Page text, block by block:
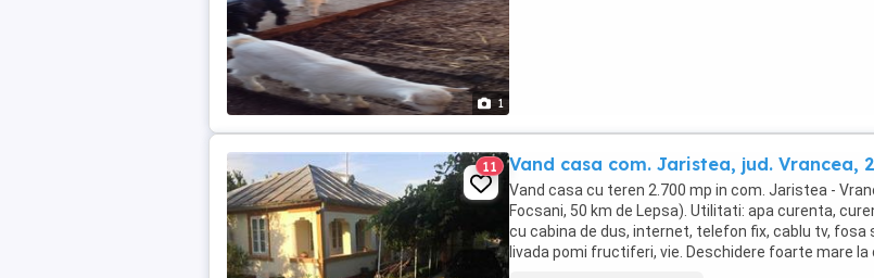
1
11 Vand casa com. Jaristea, jud. Vrancea,
Vand casa cu teren 2.700 mp in com. Jaristea -
Focsani, 50 km de Lepsa). Utilitati: apa curenta,
cu cabina de dus, internet, telefon fix, cablu tv, fosa
livada pomi fructiferi, vie. Deschidere foarte mare la